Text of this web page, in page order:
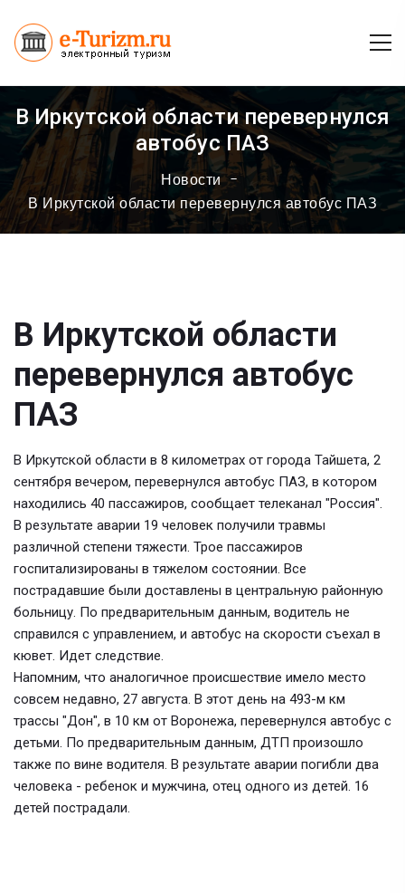
В Иркутской области перевернулся
автобус ПАЗ
Новости
В Иркутской области перевернулся автобус ПАЗ
В Иркутской области
перевернулся автобус
ПАЗ
В Иркутской области в 8 километрах от города Тайшета, 2
сентября вечером, перевернулся автобус ПАЗ, в котором
находились 40 пассажиров, сообщает телеканал "Россия".
В результате аварии 19 человек получили травмы
различной степени тяжести. Трое пассажиров
госпитализированы в тяжелом состоянии. Все
пострадавшие были доставлены в центральную районную
больницу. По предварительным данным, водитель не
справился с управлением, и автобус на скорости съехал в
кювет. Идет следствие.
Напомним, что аналогичное происшествие имело место
совсем недавно, 27 августа. В этот день на 493-м км
трассы "Дон", в 10 км от Воронежа, перевернулся автобус с
детьми. По предварительным данным, ДТП произошло
также по вине водителя. В результате аварии погибли два
человека - ребенок и мужчина, отец одного из детей. 16
детей пострадали.